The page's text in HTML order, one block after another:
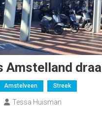
Amstelland
Amstelveen Streek
Tessa Huisman